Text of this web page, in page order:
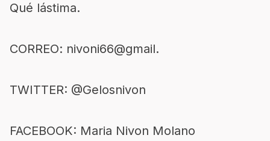
Qué lástima.
CORREO: nivoni66@gmail.
TWITTER: @Gelosnivon
FACEBOOK: Maria Nivon Molano